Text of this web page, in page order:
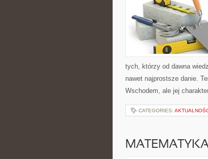
tych, którzy od dawna
nawet najprostsze danie.
Wschodem, ale jej
CATEGORIES: